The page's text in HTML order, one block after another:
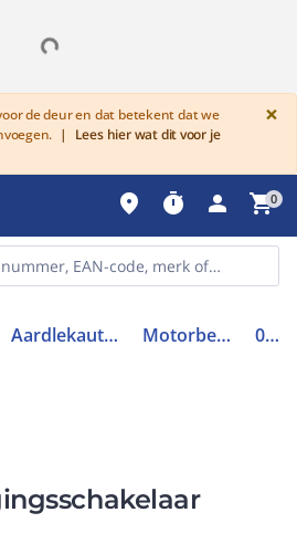
de deur en dat betekent dat we
|
Lees hier wat dit voor je
×
place timer person shopping_cart0
Aardlekautomaten en schakelaars Motorbeveiligingsschakelaar 072738